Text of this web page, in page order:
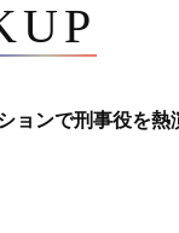
ョンで刑事役を